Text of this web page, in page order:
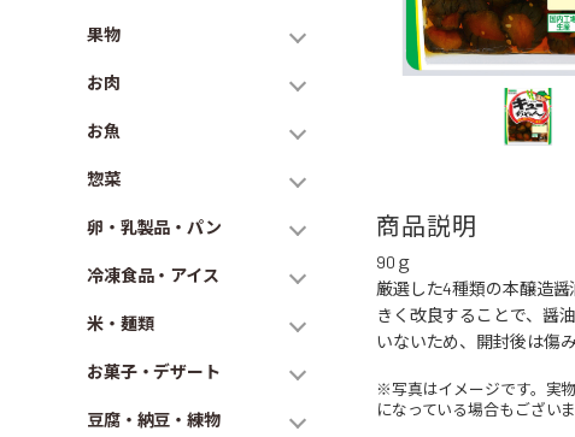
果物
お肉
お魚
惣菜
卵・乳製品・パン
冷凍食品・アイス
米・麺類
お菓子・デザート
豆腐・納豆・練物
商品説明
90ｇ
厳選した4種類の本醸造
きく改良することで、醤
いないため、開封後は傷
※写真はイメージです。実
になっている場合もござい